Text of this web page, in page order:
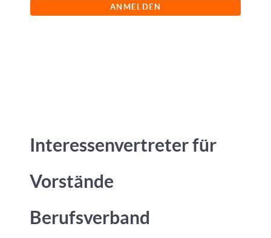
ANMELDEN
Interessenvertreter für
Vorstände
Berufsverband